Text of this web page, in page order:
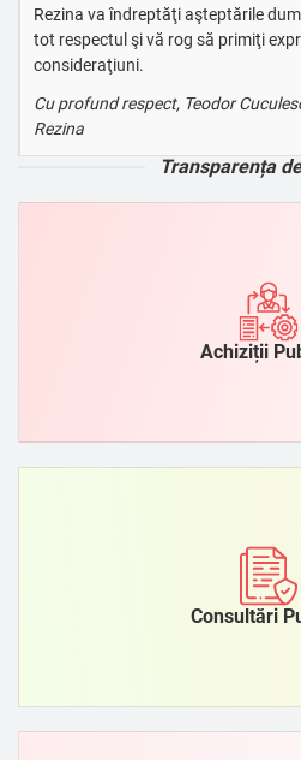
Rezina va îndreptăţi aşteptările
tot respectul şi vă rog să primiţi
consideraţiuni.
Cu profund respect, Teodor
Rezina
Transparența
Achiziții
Consultări